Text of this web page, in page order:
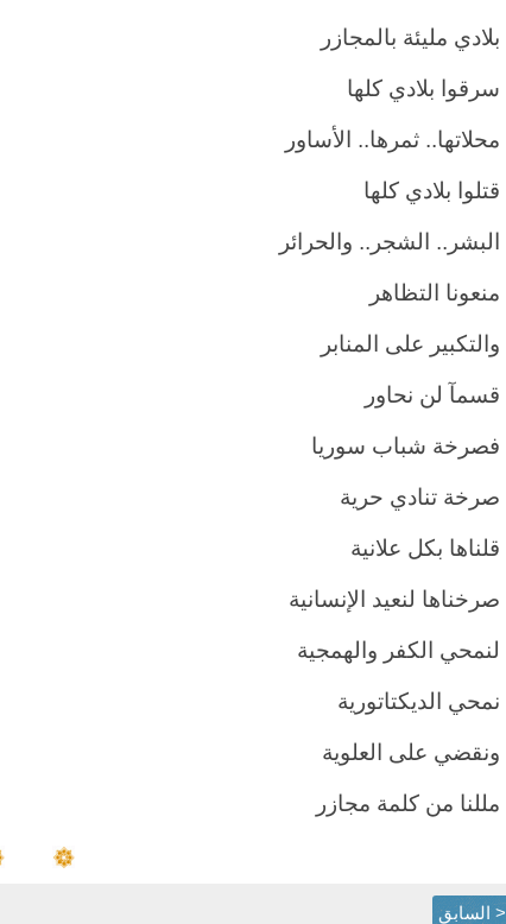
بلادي مليئة بالمجازر
سرقوا بلادي كلها
محلاتها.. ثمرها.. الأساور
قتلوا بلادي كلها
البشر.. الشجر.. والحرائر
منعونا التظاهر
والتكبير على المنابر
قسمآ لن نحاور
فصرخة شباب سوريا
صرخة تنادي حرية
قلناها بكل علانية
صرخناها لنعيد الإنسانية
لنمحي الكفر والهمجية
نمحي الديكتاتورية
ونقضي على العلوية
مللنا من كلمة مجازر
< السابق